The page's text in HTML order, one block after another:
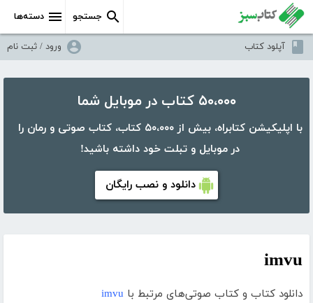
دسته‌ها جستجو
آپلود کتاب ورود / ثبت نام
۵۰،۰۰۰ کتاب در موبایل شما
با اپلیکیشن کتابراه، بیش از ۵۰،۰۰۰ کتاب، کتاب صوتی و رمان را
در موبایل و تبلت خود داشته باشید!
دانلود و نصب رایگان
imvu
دانلود کتاب و کتاب صوتی‌های مرتبط با imvu